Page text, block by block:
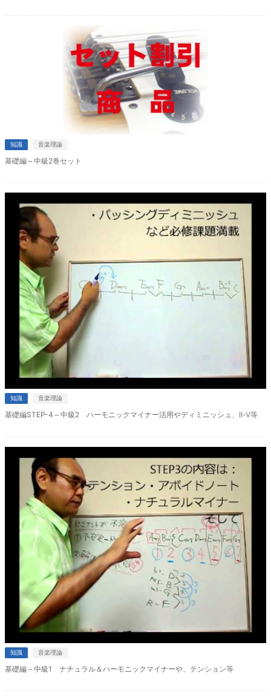
知識 音楽理論
基礎編～中級2巻セット
知識 音楽理論
基礎編STEP-4～中級2 ハーモニックマイナー活用やディミニッシュ、Ⅱ-Ⅴ等
知識 音楽理論
基礎編～中級1 ナチュラル＆ハーモニックマイナーや、テンション等